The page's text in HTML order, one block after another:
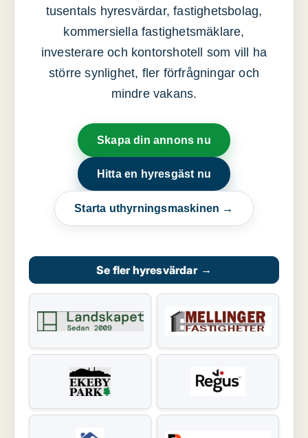
tusentals hyresvärdar, fastighetsbolag,
kommersiella fastighetsmäklare,
investerare och kontorshotell som vill ha
större synlighet, fler förfrågningar och
mindre vakans.
Skapa din annons nu
Hitta en hyresgäst nu
Starta uthyrningsmaskinen →
Se fler hyresvärdar →